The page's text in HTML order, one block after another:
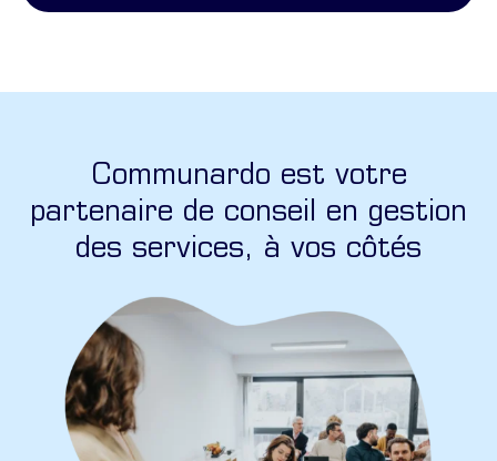
Communardo est votre
partenaire de conseil en gestion
des services, à vos côtés